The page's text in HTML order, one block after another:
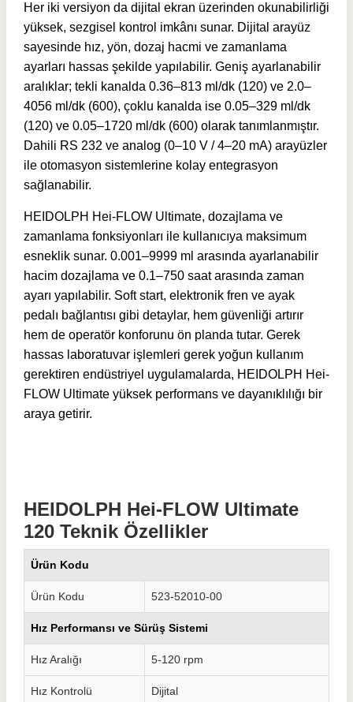
Her iki versiyon da dijital ekran üzerinden okunabilirliği
yüksek, sezgisel kontrol imkânı sunar. Dijital arayüz
sayesinde hız, yön, dozaj hacmi ve zamanlama
ayarları hassas şekilde yapılabilir. Geniş ayarlanabilir
aralıklar; tekli kanalda 0.36–813 ml/dk (120) ve 2.0–
4056 ml/dk (600), çoklu kanalda ise 0.05–329 ml/dk
(120) ve 0.05–1720 ml/dk (600) olarak tanımlanmıştır.
Dahili RS 232 ve analog (0–10 V / 4–20 mA) arayüzler
ile otomasyon sistemlerine kolay entegrasyon
sağlanabilir.
HEIDOLPH Hei-FLOW Ultimate, dozajlama ve
zamanlama fonksiyonları ile kullanıcıya maksimum
esneklik sunar. 0.001–9999 ml arasında ayarlanabilir
hacim dozajlama ve 0.1–750 saat arasında zaman
ayarı yapılabilir. Soft start, elektronik fren ve ayak
pedalı bağlantısı gibi detaylar, hem güvenliği artırır
hem de operatör konforunu ön planda tutar. Gerek
hassas laboratuvar işlemleri gerek yoğun kullanım
gerektiren endüstriyel uygulamalarda, HEIDOLPH Hei-
FLOW Ultimate yüksek performans ve dayanıklılığı bir
araya getirir.
HEIDOLPH Hei-FLOW Ultimate
120 Teknik Özellikler
Ürün Kodu
Ürün Kodu 523-52010-00
Hız Performansı ve Sürüş Sistemi
Hız Aralığı 5-120 rpm
Hız Kontrolü Dijital